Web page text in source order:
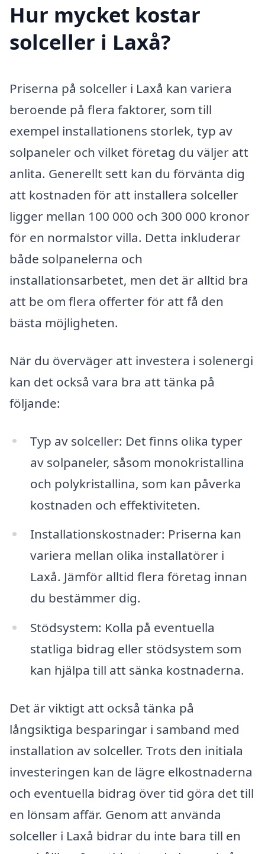
Hur mycket kostar
solceller i Laxå?
Priserna på solceller i Laxå kan variera
beroende på flera faktorer, som till
exempel installationens storlek, typ av
solpaneler och vilket företag du väljer att
anlita. Generellt sett kan du förvänta dig
att kostnaden för att installera solceller
ligger mellan 100 000 och 300 000 kronor
för en normalstor villa. Detta inkluderar
både solpanelerna och
installationsarbetet, men det är alltid bra
att be om flera offerter för att få den
bästa möjligheten.
När du överväger att investera i solenergi
kan det också vara bra att tänka på
följande:
Typ av solceller: Det finns olika typer
av solpaneler, såsom monokristallina
och polykristallina, som kan påverka
kostnaden och effektiviteten.
Installationskostnader: Priserna kan
variera mellan olika installatörer i
Laxå. Jämför alltid flera företag innan
du bestämmer dig.
Stödsystem: Kolla på eventuella
statliga bidrag eller stödsystem som
kan hjälpa till att sänka kostnaderna.
Det är viktigt att också tänka på
långsiktiga besparingar i samband med
installation av solceller. Trots den initiala
investeringen kan de lägre elkostnaderna
och eventuella bidrag över tid göra det till
en lönsam affär. Genom att använda
solceller i Laxå bidrar du inte bara till en